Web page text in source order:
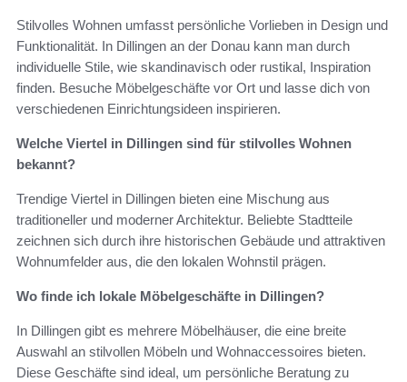
Stilvolles Wohnen umfasst persönliche Vorlieben in Design und
Funktionalität. In Dillingen an der Donau kann man durch
individuelle Stile, wie skandinavisch oder rustikal, Inspiration
finden. Besuche Möbelgeschäfte vor Ort und lasse dich von
verschiedenen Einrichtungsideen inspirieren.
Welche Viertel in Dillingen sind für stilvolles Wohnen
bekannt?
Trendige Viertel in Dillingen bieten eine Mischung aus
traditioneller und moderner Architektur. Beliebte Stadtteile
zeichnen sich durch ihre historischen Gebäude und attraktiven
Wohnumfelder aus, die den lokalen Wohnstil prägen.
Wo finde ich lokale Möbelgeschäfte in Dillingen?
In Dillingen gibt es mehrere Möbelhäuser, die eine breite
Auswahl an stilvollen Möbeln und Wohnaccessoires bieten.
Diese Geschäfte sind ideal, um persönliche Beratung zu